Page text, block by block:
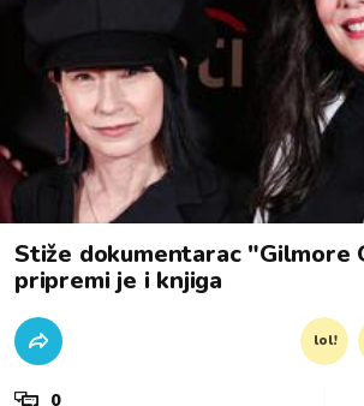
Stiže dokumentarac "Gilmore
pripremi je i knjiga
lol!
0